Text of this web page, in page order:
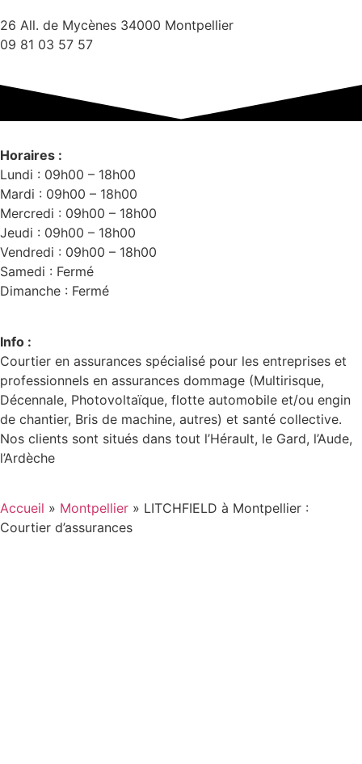
26 All. de Mycènes 34000 Montpellier
09 81 03 57 57
Horaires :
Lundi : 09h00 – 18h00
Mardi : 09h00 – 18h00
Mercredi : 09h00 – 18h00
Jeudi : 09h00 – 18h00
Vendredi : 09h00 – 18h00
Samedi : Fermé
Dimanche : Fermé
Info :
Courtier en assurances spécialisé pour les entreprises et
professionnels en assurances dommage (Multirisque,
Décennale, Photovoltaïque, flotte automobile et/ou engin
de chantier, Bris de machine, autres) et santé collective.
Nos clients sont situés dans tout l’Hérault, le Gard, l’Aude,
l’Ardèche
Accueil » Montpellier » LITCHFIELD à Montpellier :
Courtier d’assurances